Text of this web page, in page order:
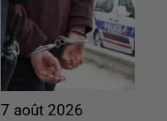
7 août 2026